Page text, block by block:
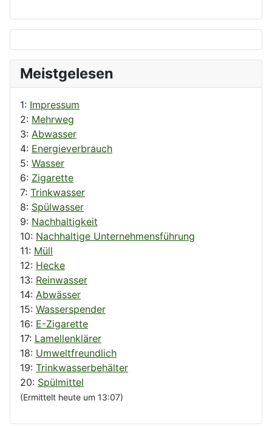
Meistgelesen
1: Impressum
2: Mehrweg
3: Abwasser
4: Energieverbrauch
5: Wasser
6: Zigarette
7: Trinkwasser
8: Spülwasser
9: Nachhaltigkeit
10: Nachhaltige Unternehmensführung
11: Müll
12: Hecke
13: Reinwasser
14: Abwässer
15: Wasserspender
16: E-Zigarette
17: Lamellenklärer
18: Umweltfreundlich
19: Trinkwasserbehälter
20: Spülmittel
(Ermittelt heute um 13:07)